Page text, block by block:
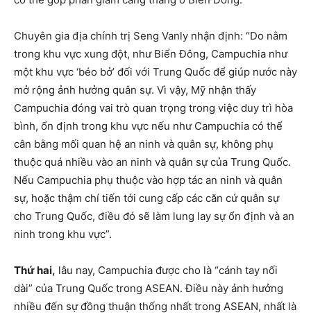
Chuyên gia địa chính trị Seng Vanly nhận định: “Do nằm
trong khu vực xung đột, như Biển Đông, Campuchia như
một khu vực ‘béo bở’ đối với Trung Quốc để giúp nước này
mở rộng ảnh hưởng quân sự. Vì vậy, Mỹ nhận thấy
Campuchia đóng vai trò quan trọng trong việc duy trì hòa
bình, ổn định trong khu vực nếu như Campuchia có thể
cân bằng mối quan hệ an ninh và quân sự, không phụ
thuộc quá nhiều vào an ninh và quân sự của Trung Quốc.
Nếu Campuchia phụ thuộc vào hợp tác an ninh và quân
sự, hoặc thậm chí tiến tới cung cấp các căn cứ quân sự
cho Trung Quốc, điều đó sẽ làm lung lay sự ổn định và an
ninh trong khu vực”.
Thứ hai, lâu nay, Campuchia được cho là “cánh tay nối
dài” của Trung Quốc trong ASEAN. Điều này ảnh hưởng
nhiều đến sự đồng thuận thống nhất trong ASEAN, nhất là